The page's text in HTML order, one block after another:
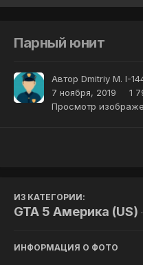
Парный юнит
Автор Dmitriy M. I-
7 ноября, 2019
1
Просмотр
ИЗ КАТЕГОРИИ:
GTA 5 Америка (US)
ИНФОРМАЦИЯ О ФОТО